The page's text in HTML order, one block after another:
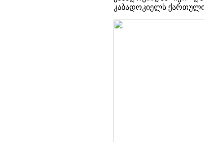
კაბადოკიელს ქართული